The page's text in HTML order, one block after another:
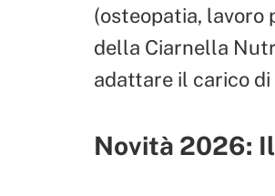
(osteopatia, lavoro
della Ciarnella
adattare il carico
Novità 2026: